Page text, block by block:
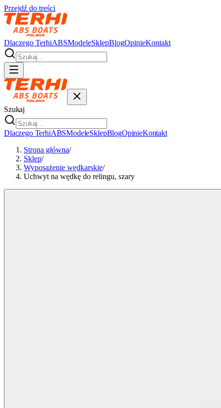
Przejdź do treści
Dlaczego TerhiABSModeleSklepBlogOpinieKontakt
Szukaj
Dlaczego TerhiABSModeleSklepBlogOpinieKontakt
Strona główna/
Sklep/
Wyposażenie wędkarskie/
Uchwyt na wędkę do relingu, szary